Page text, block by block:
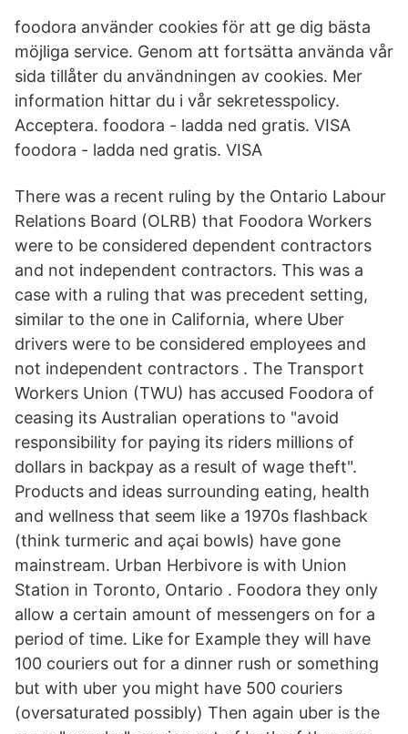
foodora använder cookies för att ge dig bästa
möjliga service. Genom att fortsätta använda vår
sida tillåter du användningen av cookies. Mer
information hittar du i vår sekretesspolicy.
Acceptera. foodora - ladda ned gratis. VISA
foodora - ladda ned gratis. VISA
There was a recent ruling by the Ontario Labour
Relations Board (OLRB) that Foodora Workers
were to be considered dependent contractors
and not independent contractors. This was a
case with a ruling that was precedent setting,
similar to the one in California, where Uber
drivers were to be considered employees and
not independent contractors . The Transport
Workers Union (TWU) has accused Foodora of
ceasing its Australian operations to "avoid
responsibility for paying its riders millions of
dollars in backpay as a result of wage theft".
Products and ideas surrounding eating, health
and wellness that seem like a 1970s flashback
(think turmeric and açai bowls) have gone
mainstream. Urban Herbivore is with Union
Station in Toronto, Ontario . Foodora they only
allow a certain amount of messengers on for a
period of time. Like for Example they will have
100 couriers out for a dinner rush or something
but with uber you might have 500 couriers
(oversaturated possibly) Then again uber is the